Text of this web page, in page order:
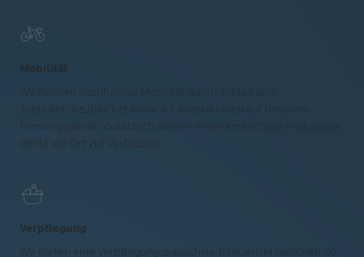
Mobilität
Wir fördern nachhaltige Mobilität durch Jobrad und
Jobticket/Azubiticket sowie e-Ladestationen auf unserem
Firmengelände. Zusätzlich stehen Ihnen kostenfreie Parkplätze
direkt vor Ort zur Verfügung.
Verpflegung
Wir bieten eine Verpflegungspauschale (steuerfrei zwischen 20